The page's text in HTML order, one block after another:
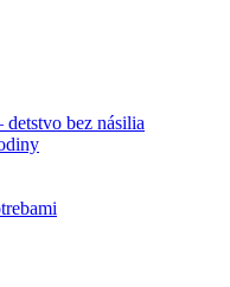
bez násilia